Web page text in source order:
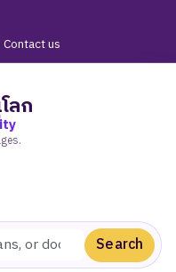
Contact us
ลก
Search